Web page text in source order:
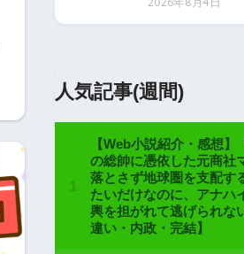
人気記事(週間)